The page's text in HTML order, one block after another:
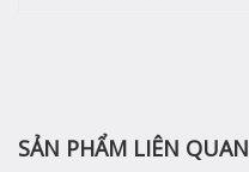
SẢN PHẨM LIÊN QUAN